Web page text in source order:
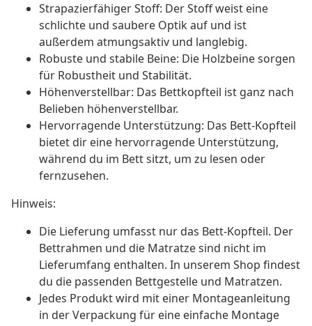
Strapazierfähiger Stoff: Der Stoff weist eine
schlichte und saubere Optik auf und ist
außerdem atmungsaktiv und langlebig.
Robuste und stabile Beine: Die Holzbeine sorgen
für Robustheit und Stabilität.
Höhenverstellbar: Das Bettkopfteil ist ganz nach
Belieben höhenverstellbar.
Hervorragende Unterstützung: Das Bett-Kopfteil
bietet dir eine hervorragende Unterstützung,
während du im Bett sitzt, um zu lesen oder
fernzusehen.
Hinweis:
Die Lieferung umfasst nur das Bett-Kopfteil. Der
Bettrahmen und die Matratze sind nicht im
Lieferumfang enthalten. In unserem Shop findest
du die passenden Bettgestelle und Matratzen.
Jedes Produkt wird mit einer Montageanleitung
in der Verpackung für eine einfache Montage